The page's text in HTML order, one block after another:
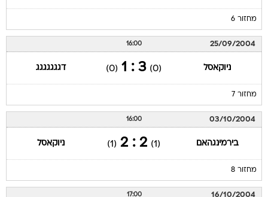
מחזור 6
25/09/2004
16:00
ניוקאסל (0)
3 : 1
(0) דגגגגגגג
מחזור 7
03/10/2004
16:00
בירמינגהאם (1)
2 : 2
(1) ניוקאסל
מחזור 8
16/10/2004
17:00